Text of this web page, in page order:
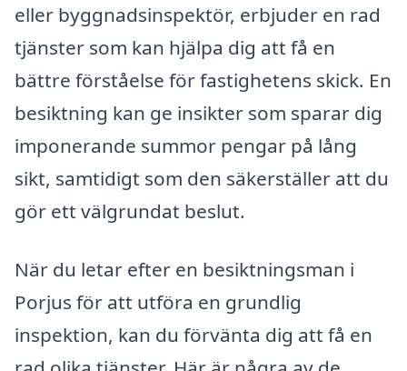
eller byggnadsinspektör, erbjuder en rad
tjänster som kan hjälpa dig att få en
bättre förståelse för fastighetens skick. En
besiktning kan ge insikter som sparar dig
imponerande summor pengar på lång
sikt, samtidigt som den säkerställer att du
gör ett välgrundat beslut.
När du letar efter en besiktningsman i
Porjus för att utföra en grundlig
inspektion, kan du förvänta dig att få en